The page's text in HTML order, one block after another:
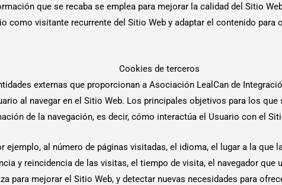
que se recaba se emplea para mejorar la calidad del Sitio
como visitante recurrente del Sitio Web y adaptar el contenido para
Cookies de terceros
externas que proporcionan a Asociación LealCan de
al navegar en el Sitio Web. Los principales objetivos para los
de la navegación, es decir, cómo interactúa el Usuario con el
al número de páginas visitadas, el idioma, el lugar a la que
y reincidencia de las visitas, el tiempo de visita, el navegador
para mejorar el Sitio Web, y detectar nuevas necesidades para